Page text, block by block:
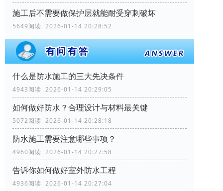
施工后不需要做保护层就能耐受穿刺破坏
5649阅读 2026-01-14 20:28:52
什么是防水施工的三大先决条件
4943阅读 2026-01-14 20:29:05
如何做好防水？合理设计与材料最关键
5072阅读 2026-01-14 20:28:18
防水施工需要注意哪些事项？
4960阅读 2026-01-14 20:27:58
告诉你如何做好室外防水工程
4936阅读 2026-01-14 20:27:04